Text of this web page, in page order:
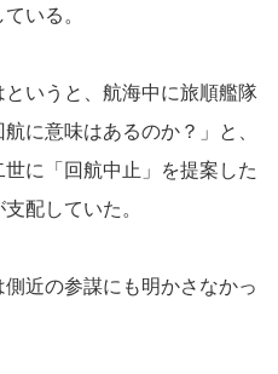
いる。
いうと、航海中に旅順艦隊
に意味はあるのか？」と、
に「回航中止」を提案した
配していた。
近の参謀にも明かさなかっ